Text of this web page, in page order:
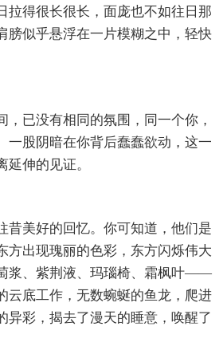
拉得很长很长，面庞也不如往日那
膀似乎悬浮在一片模糊之中，轻快
，已没有相同的氛围，同一个你，
一股阴暗在你背后蠢蠢欲动，这一
伸的见证。
昔美好的回忆。你可知道，他们是
方出现瑰丽的色彩，东方闪烁伟大
浆、紫荆液、玛瑙椅、霜枫叶——
云底工作，无数蜿蜒的鱼龙，爬进
异彩，揭去了漫天的睡意，唤醒了